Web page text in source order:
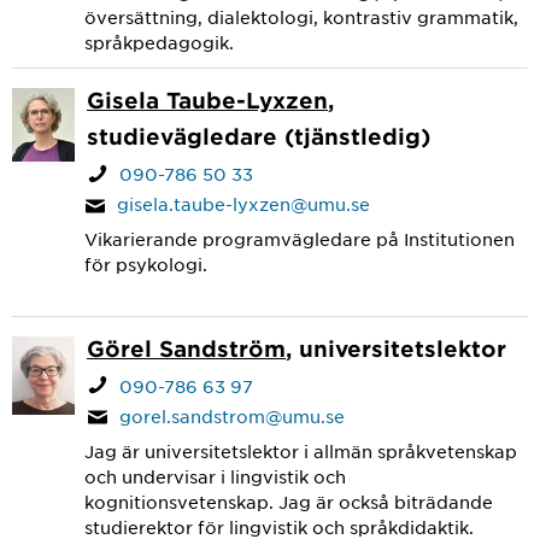
översättning, dialektologi, kontrastiv grammatik,
språkpedagogik.
Gisela Taube-Lyxzen,
studievägledare (tjänstledig)
090-786 50 33
gisela.taube-lyxzen@umu.se
Vikarierande programvägledare på Institutionen
för psykologi.
Görel Sandström, universitetslektor
090-786 63 97
gorel.sandstrom@umu.se
Jag är universitetslektor i allmän språkvetenskap
och undervisar i lingvistik och
kognitionsvetenskap. Jag är också biträdande
studierektor för lingvistik och språkdidaktik.